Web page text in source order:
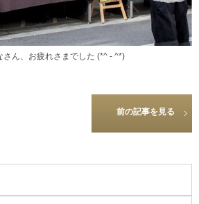
ん、お疲れさまでした (*^ - ^*)
前の記事を見る